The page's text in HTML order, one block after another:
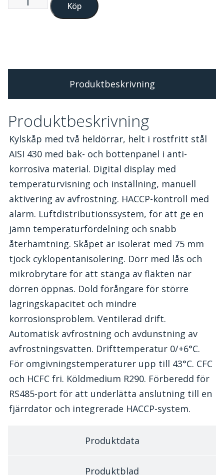
Köp
Produktbeskrivning
Produktdata
Produktblad
Produktbeskrivning
Kylskåp med två heldörrar, helt i rostfritt stål
AISI 430 med bak- och bottenpanel i anti-
korrosiva material. Digital display med
temperaturvisning och inställning, manuell
aktivering av avfrostning. HACCP-kontroll med
alarm. Luftdistributionssystem, för att ge en
jämn temperaturfördelning och snabb
återhämtning. Skåpet är isolerat med 75 mm
tjock cyklopentanisolering. Dörr med lås och
mikrobrytare för att stänga av fläkten när
dörren öppnas. Dold förångare för större
lagringskapacitet och mindre
korrosionsproblem. Ventilerad drift.
Automatisk avfrostning och avdunstning av
avfrostningsvatten. Drifttemperatur 0/+6°C.
För omgivningstemperaturer upp till 43°C. CFC
och HCFC fri. Köldmedium R290. Förberedd för
RS485-port för att underlätta anslutning till en
fjärrdator och integrerade HACCP-system.